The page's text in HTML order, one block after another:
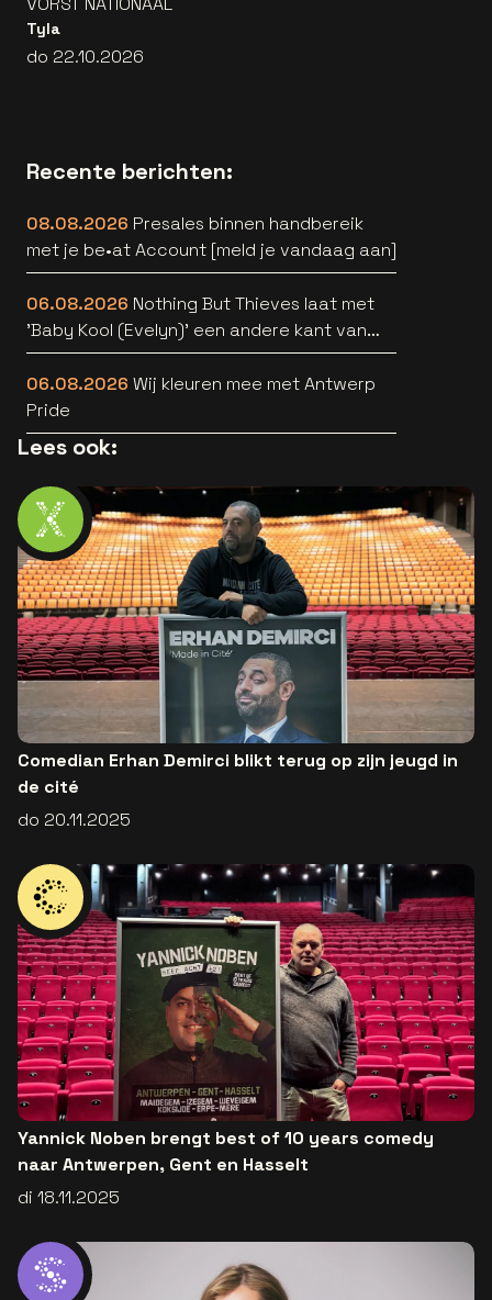
Tyla
do 22.10.2026
Recente berichten:
08.08.2026 Presales binnen handbereik
met je be•at Account [meld je vandaag aan]
06.08.2026 Nothing But Thieves laat met
'Baby Kool (Evelyn)' een andere kant van
zich horen [video]
06.08.2026 Wij kleuren mee met Antwerp
Pride
Lees ook:
Comedian Erhan Demirci blikt terug op zijn jeugd in
de cité
do 20.11.2025
Yannick Noben brengt best of 10 years comedy
naar Antwerpen, Gent en Hasselt
di 18.11.2025